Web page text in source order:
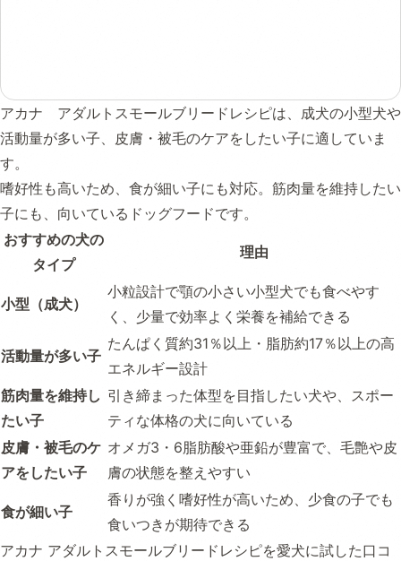
アカナ アダルトスモールブリードレシピは、成犬の小型犬や
活動量が多い子、皮膚・被毛のケアをしたい子に適していま
す。
嗜好性も高いため、食が細い子にも対応。筋肉量を維持したい
子にも、向いているドッグフードです。
おすすめの犬の
タイプ
理由
小型（成犬）
小粒設計で顎の小さい小型犬でも食べやす
く、少量で効率よく栄養を補給できる
活動量が多い子
たんぱく質約31％以上・脂肪約17％以上の高
エネルギー設計
筋肉量を維持し
たい子
引き締まった体型を目指したい犬や、スポー
ティな体格の犬に向いている
皮膚・被毛のケ
アをしたい子
オメガ3・6脂肪酸や亜鉛が豊富で、毛艶や皮
膚の状態を整えやすい
食が細い子
香りが強く嗜好性が高いため、少食の子でも
食いつきが期待できる
アカナ アダルトスモールブリードレシピを愛犬に試した口コ